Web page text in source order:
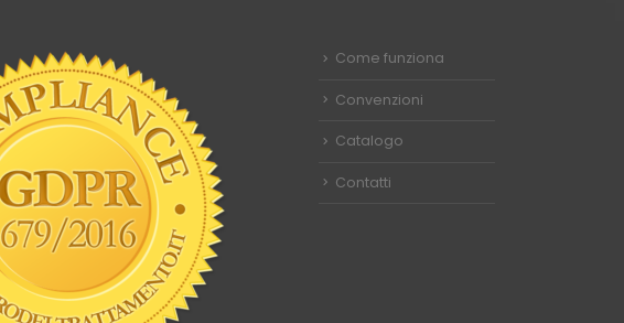
Come funziona
Convenzioni
Catalogo
Contatti